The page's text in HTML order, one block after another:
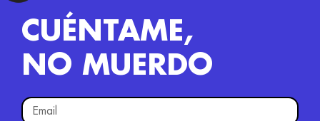
CUÉNTAME,
NO MUERDO